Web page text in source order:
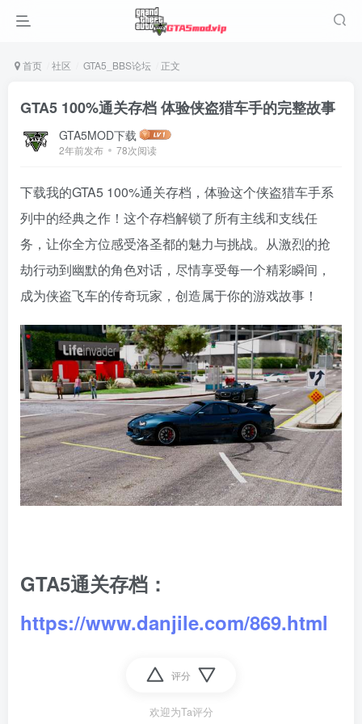
首页 社区 GTA5_BBS论坛 正文
GTA5 100%通关存档 体验侠盗猎车手的完整故事
GTA5MOD下载
2年前发布 78次阅读
下载我的GTA5 100%通关存档，体验这个侠盗猎车手系
列中的经典之作！这个存档解锁了所有主线和支线任
务，让你全方位感受洛圣都的魅力与挑战。从激烈的抢
劫行动到幽默的角色对话，尽情享受每一个精彩瞬间，
成为侠盗飞车的传奇玩家，创造属于你的游戏故事！
GTA5通关存档：
https://www.danjile.com/869.html
评分
欢迎为Ta评分